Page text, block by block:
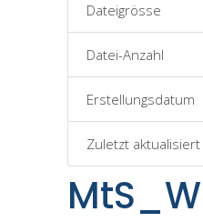
Dateigrösse
Datei-Anzahl
Erstellungsdatum
Zuletzt aktualisiert